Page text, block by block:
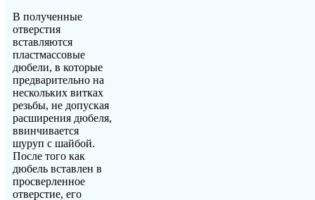
В полученные
отверстия
вставляются
пластмассовые
дюбели, в которые
предварительно на
нескольких витках
резьбы, не допуская
расширения дюбеля,
ввинчивается
шуруп с шайбой.
После того как
дюбель вставлен в
просверленное
отверстие, его